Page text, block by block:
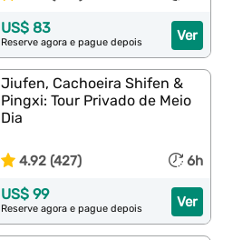
Ver
US$ 83
Reserve agora e pague depois
Jiufen, Cachoeira Shifen &
Pingxi: Tour Privado de Meio
Dia
4.92 (427) 6h
Ver
US$ 99
Reserve agora e pague depois